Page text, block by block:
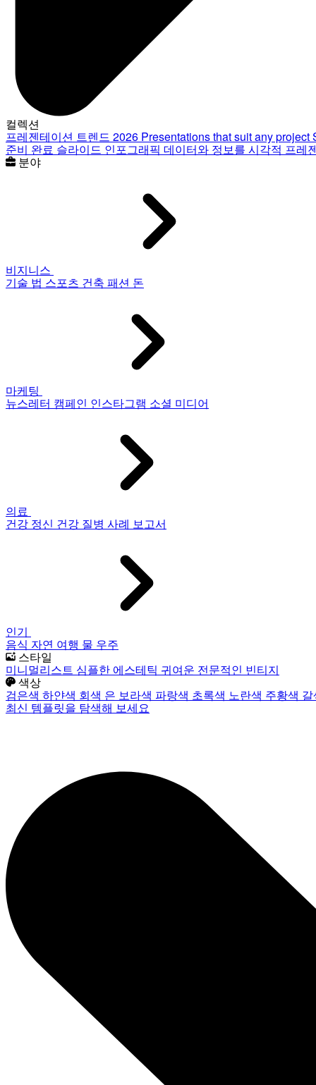
컬렉션
프레젠테이션 트렌드 2026 Presentations that suit any project
준비 완료 슬라이드 인포그래픽 데이터와 정보를 시각적 프레
분야
비지니스
기술 법 스포츠 건축 패션 돈
마케팅
뉴스레터 캠페인 인스타그램 소셜 미디어
의료
건강 정신 건강 질병 사례 보고서
인기
음식 자연 여행 물 우주
스타일
미니멀리스트 심플한 에스테틱 귀여운 전문적인 빈티지
색상
검은색 하얀색 회색 은 보라색 파랑색 초록색 노란색 주황색
최신 템플릿을 탐색해 보세요